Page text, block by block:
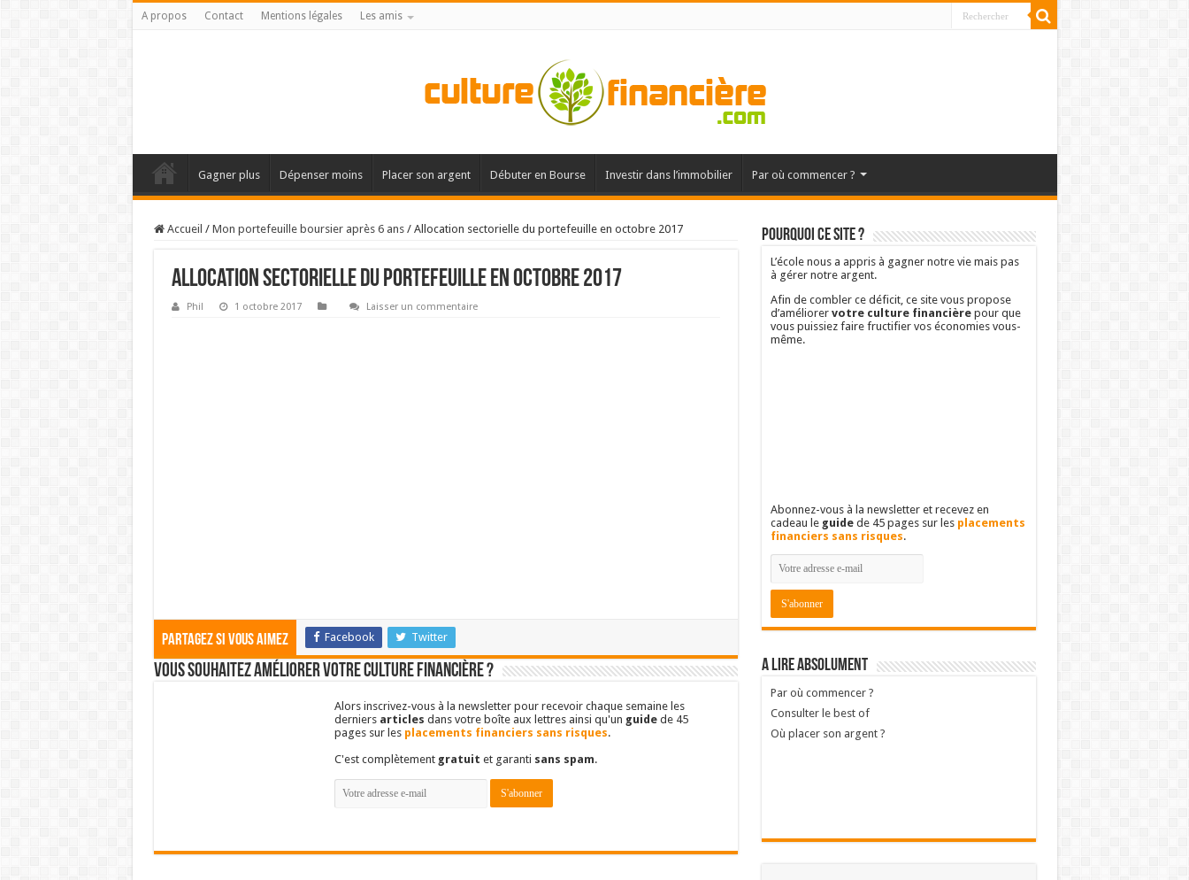
A propos Contact Mentions légales Les amis
Gagner plus Dépenser moins Placer son argent Débuter en Bourse Investir dans l’immobilier Par où commencer ?
Accueil / Mon portefeuille boursier après 6 ans / Allocation sectorielle du portefeuille en octobre 2017
Allocation sectorielle du portefeuille en octobre 2017
Phil 1 octobre 2017 Laisser un commentaire
Partagez si vous aimez Facebook Twitter
Vous souhaitez améliorer votre culture financière ?
Alors inscrivez-vous à la newsletter pour recevoir chaque semaine les
derniers articles dans votre boîte aux lettres ainsi qu'un guidede 45
pages sur les placements financiers sans risques.
C'est complètement gratuit et garanti sans spam.
Pourquoi ce site ?
L’école nous a appris à gagner notre vie mais pas
à gérer notre argent.
Afin de combler ce déficit, ce site vous propose
d’améliorer votre culture financièrepour que
vous puissiez faire fructifier vos économies vous-
même.
Abonnez-vous à la newsletter et recevez en
cadeau le guidede 45 pages sur les placements
financiers sans risques.
A lire absolument
Par où commencer ?
Consulter le best of
Où placer son argent ?